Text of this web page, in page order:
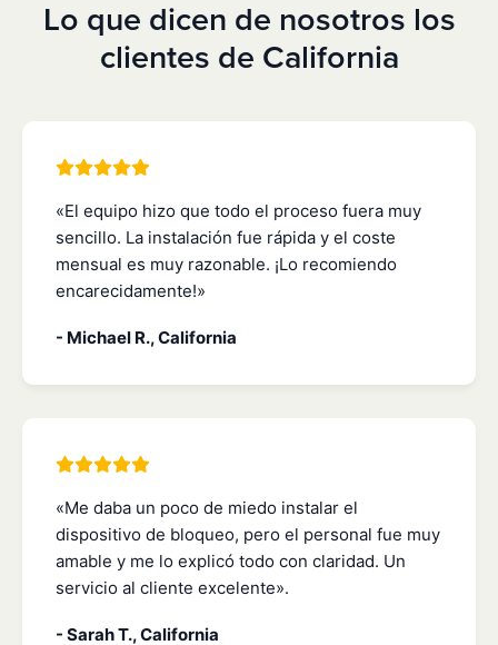
Lo que dicen de nosotros los
clientes de California
«El equipo hizo que todo el proceso fuera muy
sencillo. La instalación fue rápida y el coste
mensual es muy razonable. ¡Lo recomiendo
encarecidamente!»
- Michael R., California
«Me daba un poco de miedo instalar el
dispositivo de bloqueo, pero el personal fue muy
amable y me lo explicó todo con claridad. Un
servicio al cliente excelente».
- Sarah T., California